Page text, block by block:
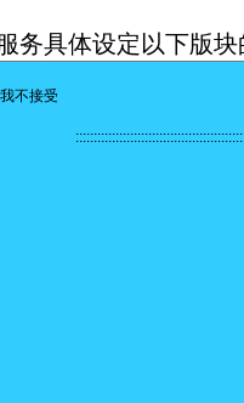
我不接受